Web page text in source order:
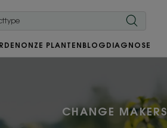
ONZE PLANTEN BLOG DIAGNOSE
CHANGE MAKERS